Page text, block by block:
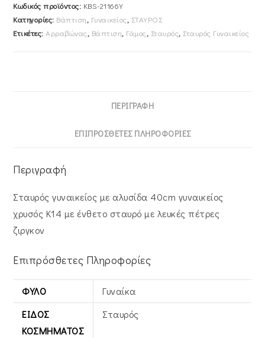
Λευκές
Πέτρες
Κωδικός προϊόντος: KBS-21166Y
Κατηγορίες: Βάπτιση, Γυναικείος, ΣΤΑΥΡΟΣ
Ετικέτες: Αρραβώνας, Βάπτιση, Γάμος, Σταυρός, Σταυρός Γυναικείος
ΠΕΡΙΓΡΑΦΉ
ΕΠΙΠΡΌΣΘΕΤΕΣ ΠΛΗΡΟΦΟΡΊΕΣ
Περιγραφή
Σταυρός γυναικείος με αλυσίδα 40cm γυναικείος
χρυσός Κ14 με ένθετο σταυρό με λευκές πέτρες
ζιργκον
Επιπρόσθετες Πληροφορίες
ΦΎΛΟ
Γυναίκα
ΕΊΔΟΣ
ΚΟΣΜΉΜΑΤΟΣ
Σταυρός